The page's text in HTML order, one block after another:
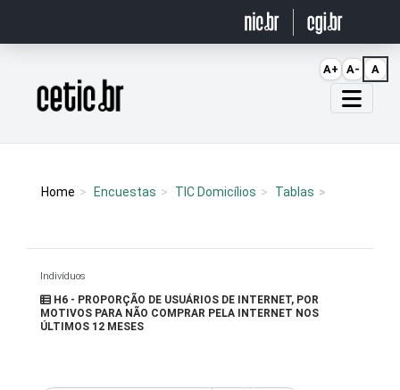
Página inicial
Home Encuestas TIC Domicílios Tablas
Indivíduos
H6 - PROPORÇÃO DE USUÁRIOS DE INTERNET, POR
MOTIVOS PARA NÃO COMPRAR PELA INTERNET NOS
ÚLTIMOS 12 MESES
A+ A- A